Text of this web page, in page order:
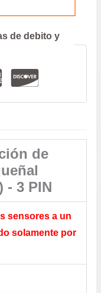
de debito y
de
- 3 PIN
sensores a un
solamente por